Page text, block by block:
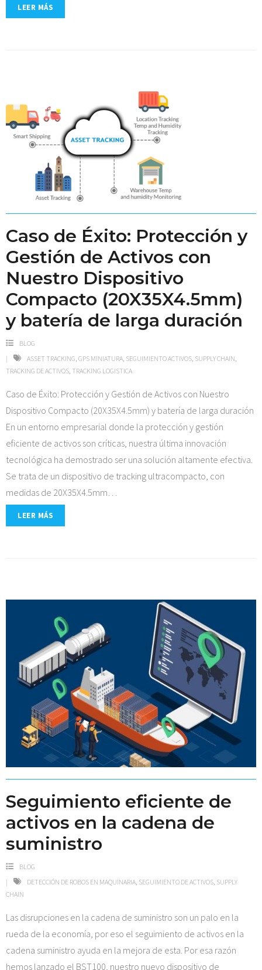
LEER MÁS
Caso de Éxito: Protección y
Gestión de Activos con
Nuestro Dispositivo
Compacto (20X35X4.5mm)
y batería de larga duración
BLOG
ASSET TRACKING, GPS MINIATURA, SEGUIMIENTO ACTIVOS, SUPPLY CHAIN,
TRACKING DE ACTIVOS, TRACKING LOGISTICA
Caso de Éxito: Protección y Gestión de Activos con Nuestro
Dispositivo Compacto (20X35X4.5mm) y batería de larga duración
En un entorno empresarial donde la protección y gestión
eficiente de activos son críticas, nuestra última innovación
tecnológica ha demostrado ser una solución altamente efectiva.
Se trata de un dispositivo de tracking ultracompacto, con
medidas de 20X35X4.5mm…
LEER MÁS
Seguimiento eficiente de
activos en la cadena de
suministro
BLOG
DETECCIÓN DE ROBOS EN MAQUINARIA SEGUIMIENTO DE ACTIVOS SUPPLY
CHAIN
Las disrupciones en la cadena de suministro son un palo en la
rueda de la economía, por eso el seguimiento de activos en la
cadena suministro ayuda en la mejora de esta. Por esa razón
hemos lanzado el BST100, nuestro nuevo dispositivo de